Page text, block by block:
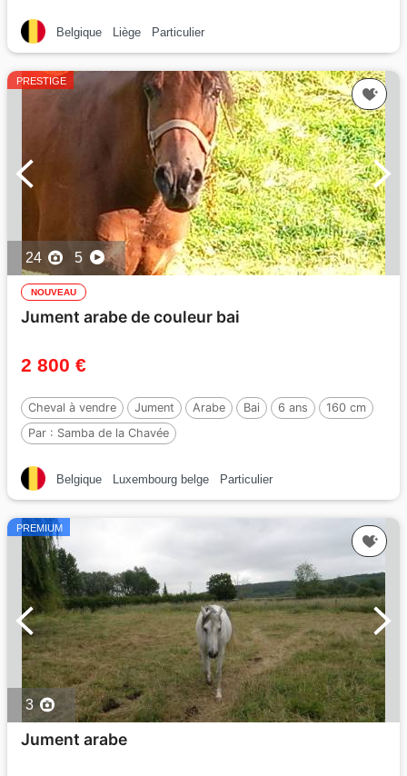
Belgique Liège Particulier
PRESTIGE
24 5
NOUVEAU
Jument arabe de couleur bai
2 800 €
Cheval à vendre Jument Arabe Bai 6 ans
160 cm
Par : Samba de la Chavée
Belgique Luxembourg belge Particulier
PREMIUM
3
Jument arabe